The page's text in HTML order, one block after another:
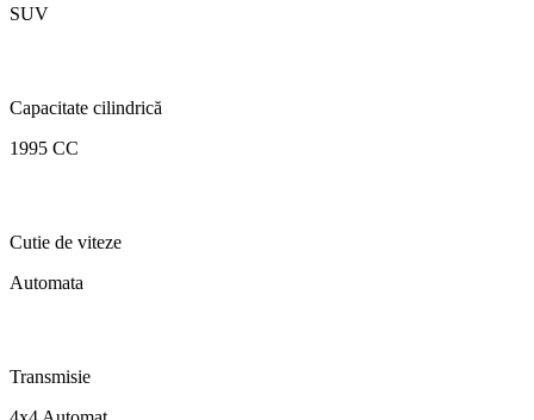
SUV
Capacitate cilindrică
1995 CC
Cutie de viteze
Automata
Transmisie